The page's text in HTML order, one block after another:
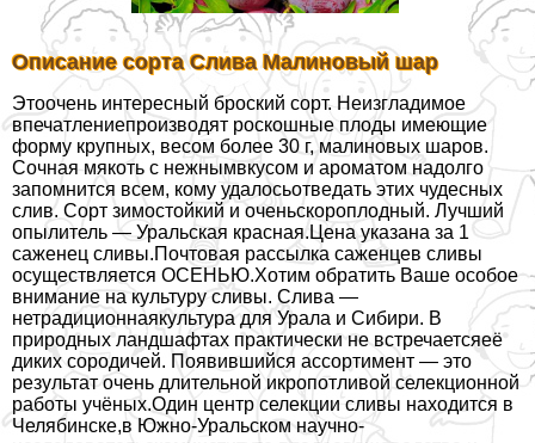
Описание сорта Слива Малиновый шар
Этоочень интересный броский сорт. Неизгладимое
впечатлениепроизводят роскошные плоды имеющие
форму крупных, весом более 30 г, малиновых шаров.
Сочная мякоть с нежнымвкусом и ароматом надолго
запомнится всем, кому удалосьотведать этих чудесных
слив. Сорт зимостойкий и оченьскороплодный. Лучший
опылитель — Уральская красная.Цена указана за 1
саженец сливы.Почтовая рассылка саженцев сливы
осуществляется ОСЕНЬЮ.Хотим обратить Ваше особое
внимание на культуру сливы. Слива —
нетрадиционнаякультура для Урала и Сибири. В
природных ландшафтах пpaктически не встречаетсяеё
диких сородичей. Появившийся ассортимент — это
результат очень длительной икропотливой селекционной
работы учёных.Один центр селекции сливы находится в
Челябинске,в Южно-Уральском научно-